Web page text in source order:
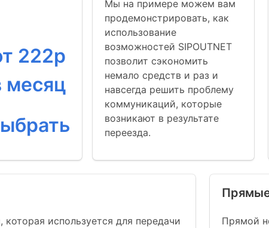
222р
месяц
Мы на примере можем вам
продемонстрировать, как
использование
возможностей SIPOUTNET
позволит сэкономить
немало средств и раз и
навсегда решить проблему
коммуникаций, которые
возникают в результате
переезда.
используется для передачи
Прямой